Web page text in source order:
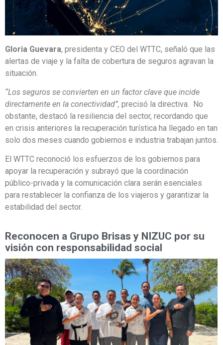
Gloria Guevara, presidenta y CEO del WTTC, señaló que las
alertas de viaje y la falta de cobertura de seguros agravan la
situación.
“Los seguros se convierten en un factor clave que incide
directamente en la conectividad”, precisó la directiva. No
obstante, destacó la resiliencia del sector, recordando que
en crisis anteriores la recuperación turística ha llegado en tan
solo dos meses cuando gobiernos e industria trabajan juntos.
El WTTC reconoció los esfuerzos de los gobiernos para
apoyar la recuperación y subrayó que la coordinación
público-privada y la comunicación clara serán esenciales
para restablecer la confianza de los viajeros y garantizar la
estabilidad del sector.
Reconocen a Grupo Brisas y NIZUC por su
visión con responsabilidad social